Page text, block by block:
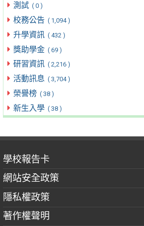
測試 ( 0 )
校務公告 ( 1,094 )
升學資訊 ( 432 )
獎助學金 ( 69 )
研習資訊 ( 2,216 )
活動訊息 ( 3,704 )
榮譽榜 ( 38 )
新生入學 ( 38 )
學校報告卡
網站安全政策
隱私權政策
著作權聲明